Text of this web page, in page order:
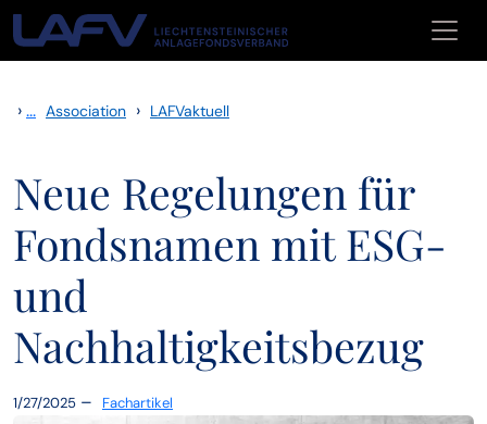
Skip to main content
›... Association › LAFVaktuell
Neue Regelungen für
Fondsnamen mit ESG-
und
Nachhaltigkeitsbezug
1/27/2025 – Fachartikel